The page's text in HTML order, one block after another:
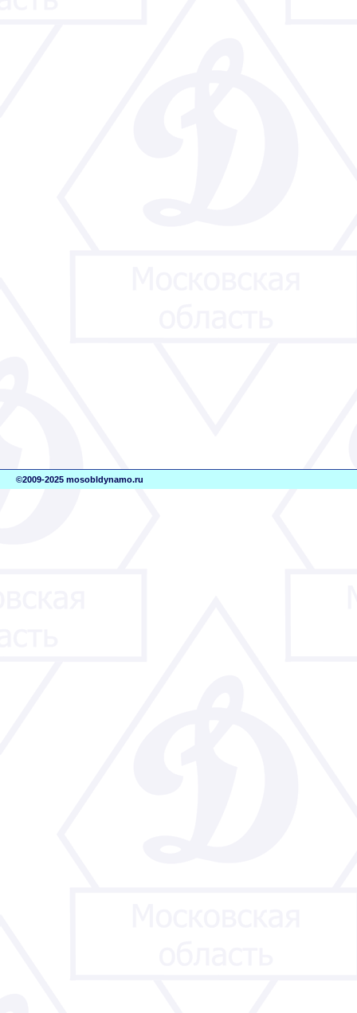
©2009-2025 mosobldynamo.ru